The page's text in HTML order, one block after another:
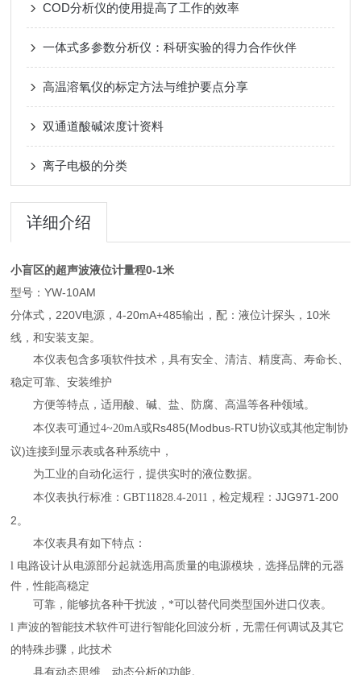
COD分析仪的使用提高了工作的效率
一体式多参数分析仪：科研实验的得力合作伙伴
高温溶氧仪的标定方法与维护要点分享
双通道酸碱浓度计资料
离子电极的分类
详细介绍
小盲区的超声波液位计量程0-1米
型号：YW-10AM
分体式，220V电源，4-20mA+485输出，配：液位计探头，10米
线，和安装支架。
本仪表包含多项软件技术，具有安全、清洁、精度高、寿命长、
稳定可靠、安装维护
方便等特点，适用酸、碱、盐、防腐、高温等各种领域。
本仪表可通过4~20mA或Rs485(Modbus-RTU协议或其他定制协
议)连接到显示表或各种系统中，
为工业的自动化运行，提供实时的液位数据。
本仪表执行标准：GBT11828.4-2011 ，检定规程：JJG971-200
2。
本仪表具有如下特点：
l 电路设计从电源部分起就选用高质量的电源模块，选择品牌的元器
件，性能高稳定
可靠，能够抗各种干扰波，*可以替代同类型国外进口仪表。
l声波的智能技术软件可进行智能化回波分析，无需任何调试及其它
的特殊步骤，此技术
具有动态思维、动态分析的功能。